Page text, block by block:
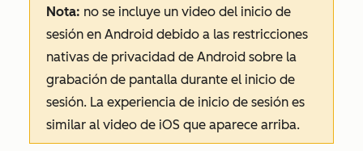
Nota: no se incluye un video del inicio de
sesión en Android debido a las restricciones
nativas de privacidad de Android sobre la
grabación de pantalla durante el inicio de
sesión. La experiencia de inicio de sesión es
similar al video de iOS que aparece arriba.